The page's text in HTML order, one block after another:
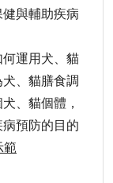
與輔助疾病
運用犬、貓
、貓膳食調
、貓個體，
預防的目的
範